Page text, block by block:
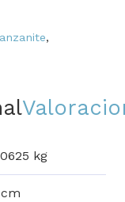
,
kg